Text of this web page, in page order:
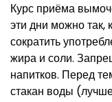
Курс приёма
эти дни можно так,
сократить
жира и соли.
напитков. Перед
стакан воды